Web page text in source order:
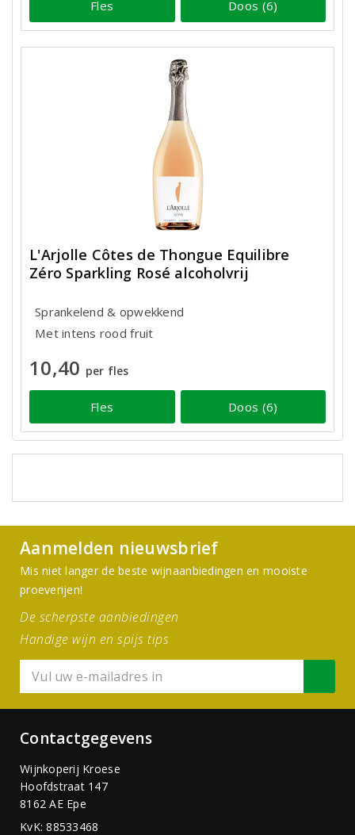
Fles Doos (6)
L'Arjolle Côtes de Thongue Equilibre
Zéro Sparkling Rosé alcoholvrij
Sprankelend & opwekkend
Met intens rood fruit
10,40 per fles
Fles Doos (6)
Aanmelden nieuwsbrief
Mis niet langer de beste wijnaanbiedingen en mooiste
proeverijen!
De scherpste aanbiedingen
Handige wijn en spijs tips
Contactgegevens
Wijnkoperij Kroese
Hoofdstraat 147
8162 AE Epe
KvK: 88533468